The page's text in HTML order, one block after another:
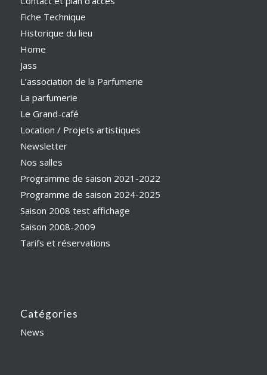
Fiche Technique
Historique du lieu
Home
Jass
L’association de la Parfumerie
La parfumerie
Le Grand-café
Location / Projets artistiques
Newsletter
Nos salles
Programme de saison 2021-2022
Programme de saison 2024-2025
Saison 2008 test affichage
Saison 2008-2009
Tarifs et réservations
Catégories
News